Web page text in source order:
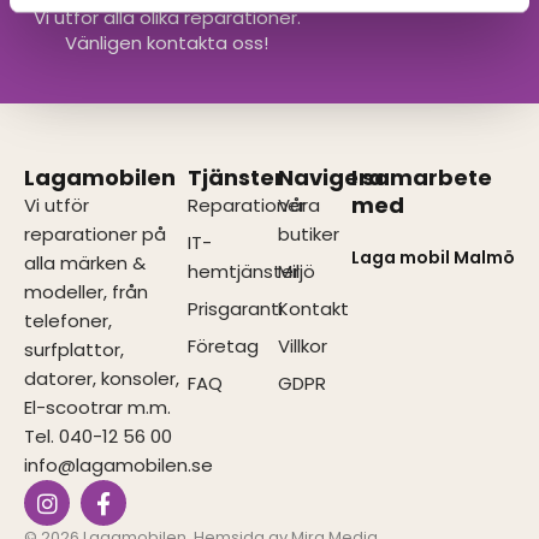
Vi utför alla olika reparationer.
Vänligen kontakta oss!
Lagamobilen
Vi utför
reparationer på
alla märken &
modeller, från
telefoner,
surfplattor,
datorer, konsoler,
El-scootrar m.m.
Tel. 040-12 56 00
info@lagamobilen.se
I
n
F
a
Tjänster
Reparationer
IT-
hemtjänster
Prisgaranti
Företag
FAQ
Navigera
Våra
butiker
Miljö
Kontakt
Villkor
GDPR
I samarbete
med
Laga mobil Malmö